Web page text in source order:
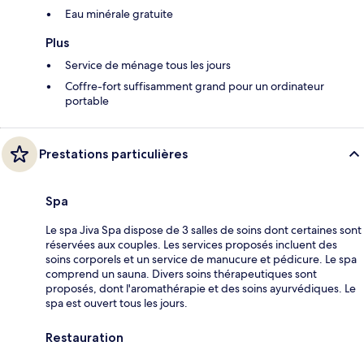
Eau minérale gratuite
Plus
Service de ménage tous les jours
Coffre-fort suffisamment grand pour un ordinateur
portable
Prestations particulières
Spa
Le spa Jiva Spa dispose de 3 salles de soins dont certaines sont
réservées aux couples. Les services proposés incluent des
soins corporels et un service de manucure et pédicure. Le spa
comprend un sauna. Divers soins thérapeutiques sont
proposés, dont l'aromathérapie et des soins ayurvédiques. Le
spa est ouvert tous les jours.
Restauration